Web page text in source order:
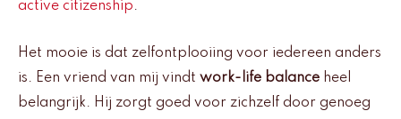
active citizenship.
Het mooie is dat zelfontplooiing voor iedereen anders
is. Een vriend van mij vindt work-life balance heel
belangrijk. Hij zorgt goed voor zichzelf door genoeg